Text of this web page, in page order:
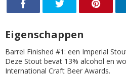
Eigenschappen
Barrel Finished #1: een Imperial
Deze Stout bevat 13% alcohol en
International Craft Beer Awards.